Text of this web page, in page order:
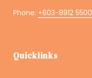
Phone: +603-8912 5500
Quicklinks